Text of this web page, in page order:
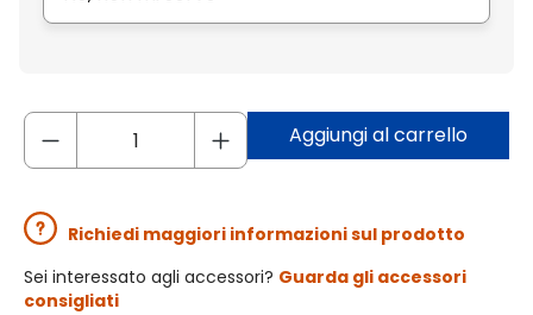
Aggiungi al carrello
Richiedi maggiori informazioni sul prodotto
Sei interessato agli accessori? Guarda gli accessori
consigliati